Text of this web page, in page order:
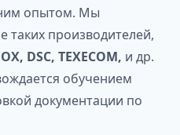
опытом. Мы
производителей,
DSC, TEXECOM, и др.
обучением
документации по